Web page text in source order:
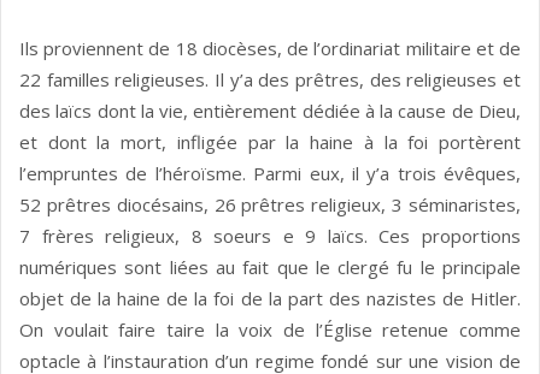
Ils proviennent de 18 diocèses, de l’ordinariat militaire et de
22 familles religieuses. Il y’a des prêtres, des religieuses et
des laïcs dont la vie, entièrement dédiée à la cause de Dieu,
et dont la mort, infligée par la haine à la foi portèrent
l’empruntes de l’héroïsme. Parmi eux, il y’a trois évêques,
52 prêtres diocésains, 26 prêtres religieux, 3 séminaristes,
7 frères religieux, 8 soeurs e 9 laïcs. Ces proportions
numériques sont liées au fait que le clergé fu le principale
objet de la haine de la foi de la part des nazistes de Hitler.
On voulait faire taire la voix de l’Église retenue comme
optacle à l’instauration d’un regime fondé sur une vision de